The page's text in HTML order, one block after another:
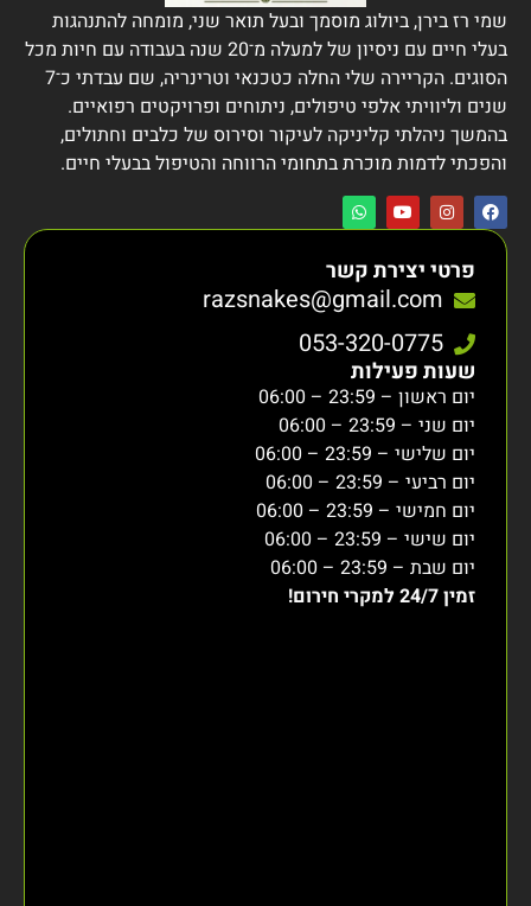
שמי רז בירן, ביולוג מוסמך ובעל תואר שני, מומחה להתנהגות
בעלי חיים עם ניסיון של למעלה מ־20 שנה בעבודה עם חיות מכל
הסוגים. הקריירה שלי החלה כטכנאי וטרינריה, שם עבדתי כ־7
שנים וליוויתי אלפי טיפולים, ניתוחים ופרויקטים רפואיים.
בהמשך ניהלתי קליניקה לעיקור וסירוס של כלבים וחתולים,
והפכתי לדמות מוכרת בתחומי הרווחה והטיפול בבעלי חיים.
פרטי יצירת קשר
razsnakes@gmail.com
053-320-0775
שעות פעילות
יום ראשון – 23:59 – 06:00
יום שני – 23:59 – 06:00
יום שלישי – 23:59 – 06:00
יום רביעי – 23:59 – 06:00
יום חמישי – 23:59 – 06:00
יום שישי – 23:59 – 06:00
יום שבת – 23:59 – 06:00
זמין 24/7 למקרי חירום!